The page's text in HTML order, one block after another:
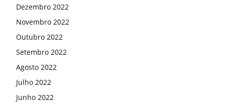
Dezembro 2022
Novembro 2022
Outubro 2022
Setembro 2022
Agosto 2022
Julho 2022
Junho 2022